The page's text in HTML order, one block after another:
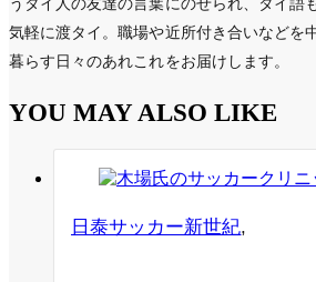
気軽に渡タイ。職場や近所付き合いなどを
暮らす日々のあれこれをお届けします。
YOU MAY ALSO LIKE
日泰サッカー新世紀,